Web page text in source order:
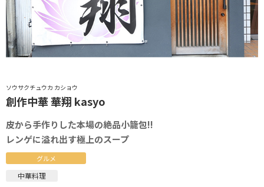
ソウサクチュウカ カショウ
創作中華 華翔 kasyo
皮から手作りした本場の絶品小籠包!!
レンゲに溢れ出す極上のスープ
グルメ
中華料理